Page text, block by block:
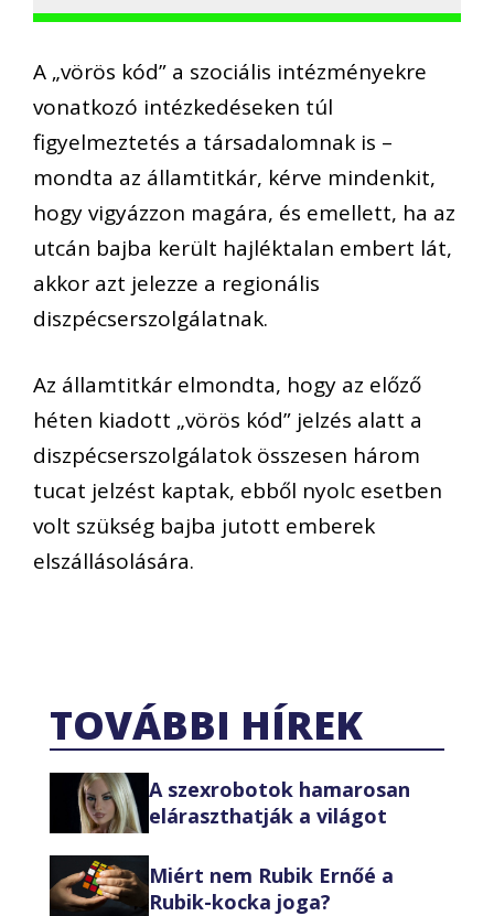
A „vörös kód” a szociális intézményekre
vonatkozó intézkedéseken túl
figyelmeztetés a társadalomnak is –
mondta az államtitkár, kérve mindenkit,
hogy vigyázzon magára, és emellett, ha az
utcán bajba került hajléktalan embert lát,
akkor azt jelezze a regionális
diszpécserszolgálatnak.
Az államtitkár elmondta, hogy az előző
héten kiadott „vörös kód” jelzés alatt a
diszpécserszolgálatok összesen három
tucat jelzést kaptak, ebből nyolc esetben
volt szükség bajba jutott emberek
elszállásolására.
TOVÁBBI HÍREK
A szexrobotok hamarosan
eláraszthatják a világot
Miért nem Rubik Ernőé a
Rubik-kocka joga?